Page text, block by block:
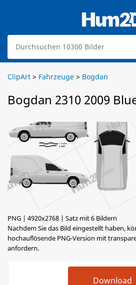
ClipArt > Fahrzeuge > Bogdan
Bogdan 2310 2009
PNG | 4920x2768 | Satz mit 6 Bildern
Nachdem Sie das Bild eingestellt haben,
hochauflösende PNG-Version mit
anfordern.